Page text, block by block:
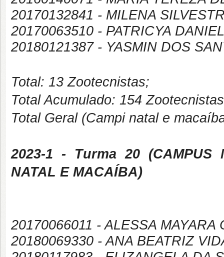
20170132841 - MILENA
20170063510 - PATRICYA
20180121387 - YASMIN DOS
Total: 13 Zootecnistas;
Total Acumulado: 154
Total Geral (Campi natal e
2023-1 - Turma 20 (CAMPUS
NATAL E MACAÍBA)
20170066011 - ALESSA MAYARA
20180069330 - ANA BEATRIZ